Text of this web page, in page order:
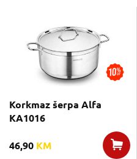
Korkmaz šerpa Alfa
KA1016
46,90 KM